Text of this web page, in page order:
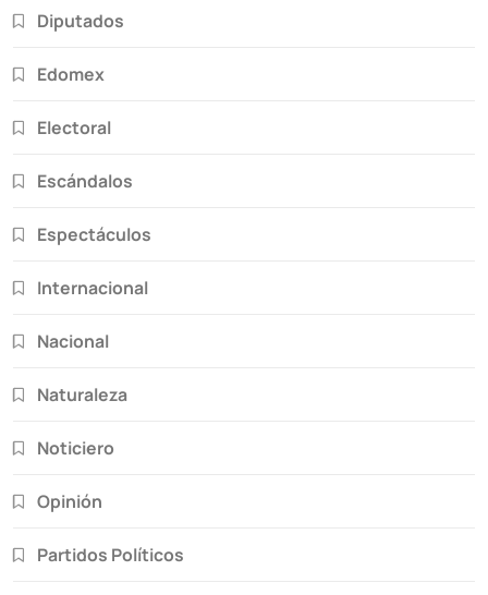
Diputados
Edomex
Electoral
Escándalos
Espectáculos
Internacional
Nacional
Naturaleza
Noticiero
Opinión
Partidos Políticos